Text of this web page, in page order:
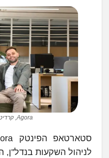
Agora, קרדיט: ברק רדונסקי